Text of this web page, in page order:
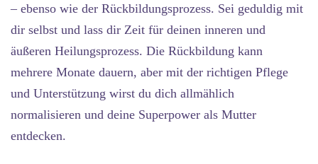
– ebenso wie der Rückbildungsprozess. Sei geduldig mit
dir selbst und lass dir Zeit für deinen inneren und
äußeren Heilungsprozess. Die Rückbildung kann
mehrere Monate dauern, aber mit der richtigen Pflege
und Unterstützung wirst du dich allmählich
normalisieren und deine Superpower als Mutter
entdecken.